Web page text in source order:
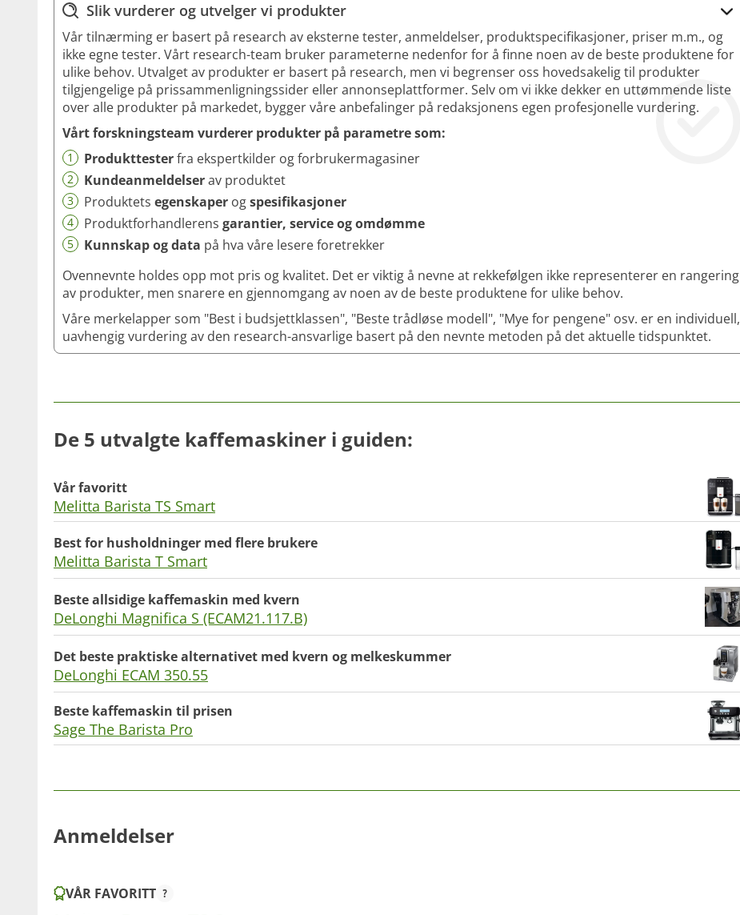
Slik vurderer og utvelger vi produkter
Vår tilnærming er basert på research av eksterne tester, anmeldelser, produktspecifikasjoner, priser m.m., og
ikke egne tester. Vårt research-team bruker parameterne nedenfor for å finne noen av de beste produktene for
ulike behov. Utvalget av produkter er basert på research, men vi begrenser oss hovedsakelig til produkter
tilgjengelige på prissammenligningssider eller annonseplattformer. Selv om vi ikke dekker en uttømmende liste
over alle produkter på markedet, bygger våre anbefalinger på redaksjonens egen profesjonelle vurdering.
Vårt forskningsteam vurderer produkter på parametre som:
1 Produkttesterfra ekspertkilder og forbrukermagasiner
2 Kundeanmeldelserav produktet
3 Produktets egenskaper ogspesifikasjoner
4 Produktforhandlerens garantier, service og omdømme
5 Kunnskap og data på hva våre lesere foretrekker
Ovennevnte holdes opp mot pris og kvalitet. Det er viktig å nevne at rekkefølgen ikke representerer en rangering
av produkter, men snarere en gjennomgang av noen av de beste produktene for ulike behov.
Våre merkelapper som "Best i budsjettklassen", "Beste trådløse modell", "Mye for pengene" osv. er en individuell,
uavhengig vurdering av den research-ansvarlige basert på den nevnte metoden på det aktuelle tidspunktet.
De 5 utvalgte kaffemaskiner i guiden:
Vår favoritt
Melitta Barista TS Smart
Best for husholdninger med flere brukere
Melitta Barista T Smart
Beste allsidige kaffemaskin med kvern
DeLonghi Magnifica S (ECAM21.117.B)
Det beste praktiske alternativet med kvern og melkeskummer
DeLonghi ECAM 350.55
Beste kaffemaskin til prisen
Sage The Barista Pro
Anmeldelser
VÅR FAVORITT